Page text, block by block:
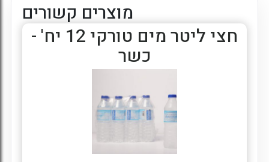
מוצרים קשורים
חצי ליטר מים טורקי 12 יח' -
כשר